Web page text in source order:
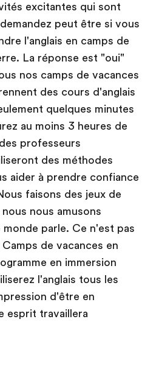
excitantes qui sont
peut être si vous
l'anglais en camps de
La réponse est "oui"
nos camps de vacances
des cours d'anglais
quelques minutes
au moins 3 heures de
professeurs
des méthodes
aider à prendre confiance
faisons des jeux de
nous amusons
parle. Ce n'est pas
de vacances en
en immersion
l'anglais tous les
d'être en
esprit travaillera